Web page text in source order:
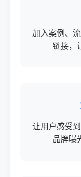
加入案例、
链接，
让用户感受
品牌曝